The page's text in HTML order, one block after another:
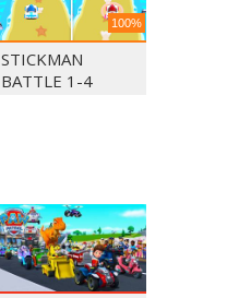
100%
STICKMAN
BATTLE 1-4